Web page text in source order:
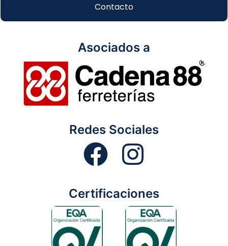
Contacto
Asociados a
Redes Sociales
Certificaciones